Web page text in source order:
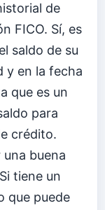
de
FICO. Sí, es
saldo de su
y en la fecha
que es un
para
crédito.
buena
tiene un
que puede